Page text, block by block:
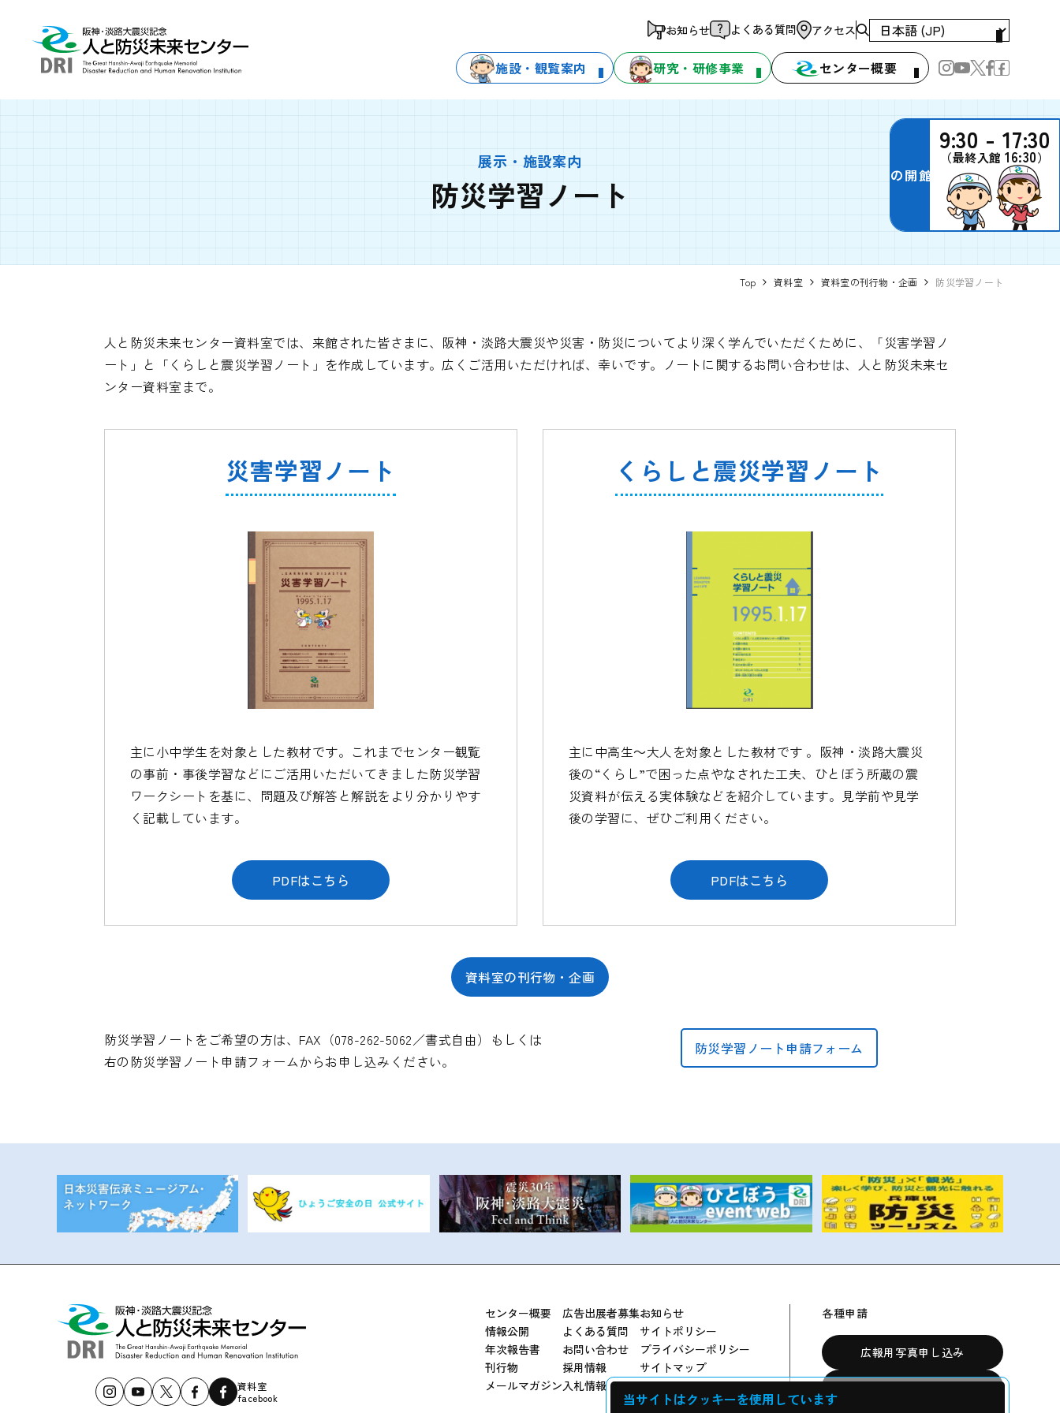
お知らせ よくある質問 アクセス
本日の開館時間
9:30 - 17:30
（最終入館16:30）
施設・観覧案内 研究・研修事業 センター概要
展示・施設案内
防災学習ノート
Top 資料室 資料室の刊行物・企画 防災学習ノート
人と防災未来センター資料室では、来館された皆さまに、阪神・淡路大震災や災害・防災についてより深く学んでいただくために、「災害学習ノ
ート」と「くらしと震災学習ノート」を作成しています。広くご活用いただければ、幸いです。ノートに関するお問い合わせは、人と防災未来セ
ンター資料室まで。
災害学習ノート
主に小中学生を対象とした教材です。これまでセンター観覧
の事前・事後学習などにご活用いただいてきました防災学習
ワークシートを基に、問題及び解答と解説をより分かりやす
く記載しています。
PDFはこちら
くらしと震災学習ノート
主に中高生～大人を対象とした教材です 。阪神・淡路大震災
後の“くらし”で困った点やなされた工夫、ひとぼう所蔵の震
災資料が伝える実体験などを紹介しています。見学前や見学
後の学習に、ぜひご利用ください。
PDFはこちら
資料室の刊行物・企画
防災学習ノートをご希望の方は、FAX（078-262-5062／書式自由）もしくは
右の防災学習ノート申請フォームからお申し込みください。
防災学習ノート申請フォーム
資料室
facebook
センター概要
情報公開
年次報告書
刊行物
メールマガジン
広告出展者募集
よくある質問
お問い合わせ
採用情報
入札情報
お知らせ
サイトポリシー
プライバシーポリシー
サイトマップ
各種申請
広報用写真申し込み
震災資料の貸出について
当サイトはクッキーを使用しています